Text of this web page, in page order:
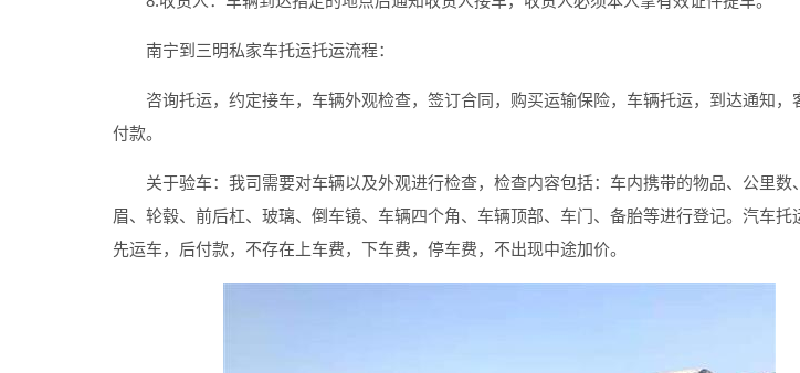
南宁到三明私家车托运托运流程：
咨询托运，约定接车，车辆外观检查，签订合同，购买运输保险，车辆托运，到达通知，
付款。
关于验车：我司需要对车辆以及外观进行检查，检查内容包括：车内携带的物品、公里数
眉、轮毂、前后杠、玻璃、倒车镜、车辆四个角、车辆顶部、车门、备胎等进行登记。汽车托
先运车，后付款，不存在上车费，下车费，停车费，不出现中途加价。